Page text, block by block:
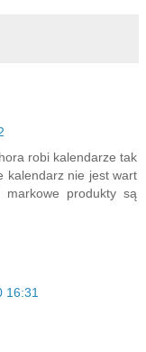
robi kalendarze tak
kalendarz nie jest wart
produkty są
16:31